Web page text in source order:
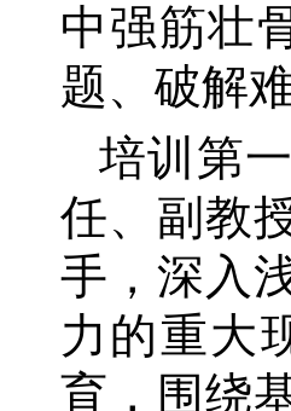
中强筋壮
题、破解难
培训第
任、副教
手，深入
力的重大
育，围绕